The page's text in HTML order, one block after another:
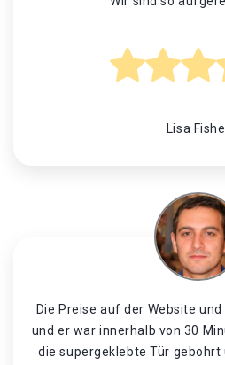
Lisa
Die Preise auf der Website
und er war innerhalb von 30
die supergeklebte Tür gebohrt